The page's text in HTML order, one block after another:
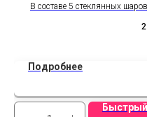
В составе 5 стеклянных
Подробнее